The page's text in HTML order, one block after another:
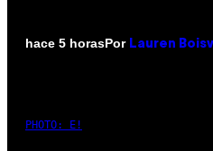
hace 5 horasPor Lauren
PHOTO: E!